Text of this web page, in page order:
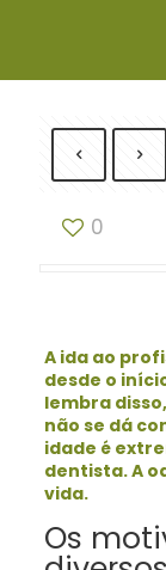
0
A ida ao
desde o
lembra
não se dá
idade é
dentista. A
vida.
Os